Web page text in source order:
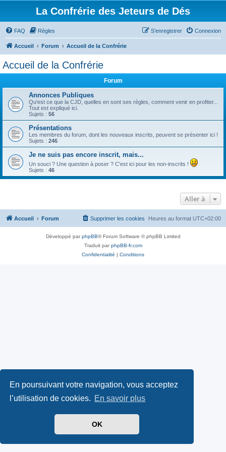
En poursuivant votre navigation, vous acceptez
l’utilisation de cookies. En savoir plus
OK
La Confrérie des Jeteurs de Dés
FAQ Règles Connexion
S’enregistrer
Accueil Forum Accueil de la Confrérie
Accueil de la Confrérie
Forum
Annonces Publiques
Qu'est ce que la CJD, quelles en sont ses règles, comment venir en profiter...
Tout est expliqué ici.
Sujets : 56
Présentations
Les membres du forum, dont les nouveaux inscrits, peuvent se présenter ici !
Sujets : 246
Je ne suis pas encore inscrit, mais...
Un souci ? Une question à poser ? C'est ici pour les non-inscrits !
Sujets : 46
Aller à
Accueil Forum Heures au format UTC+02:00
Supprimer les cookies
Développé parphpBB® Forum Software © phpBB Limited
Traduit parphpBB-fr.com
Confidentialité | Conditions